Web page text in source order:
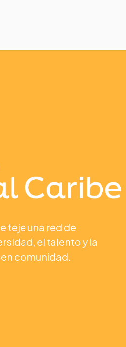
teje una red de
el talento y la
comunidad.